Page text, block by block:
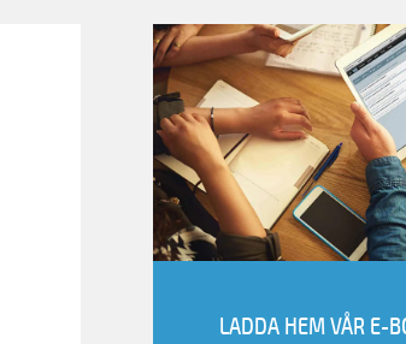
LADDA HEM VÅR E-
E-postadress
Skicka Avbryt